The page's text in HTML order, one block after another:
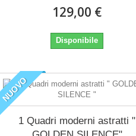
129,00 €
Disponibile
NUOVO
1 Quadri moderni astratti "